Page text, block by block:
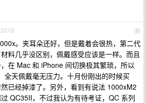
6
。夹耳朵还好，但是戴着会很热，第二代
料几乎没区别，佩戴感受应该是一样。而且
在 Mac 和 iPhone 间切换极其繁琐，所以
全天佩戴毫无压力。十月份刚出的时候买
已经掉漆了。另外，看到有说法 1000xM2
QC35II，不过我认为有待考证，QC 系列